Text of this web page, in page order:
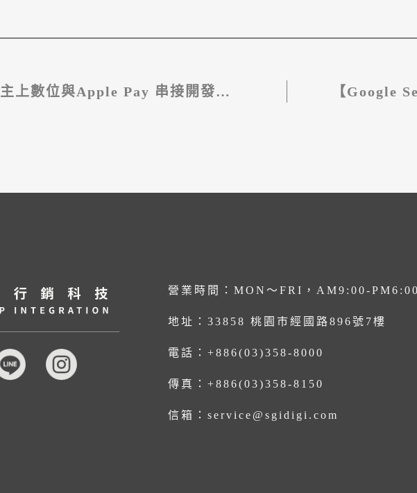
主上數位與Apple Pay 串接開發
【Google
營業時間：MON～FRI，AM9:00-PM6:00
地址： 33858 桃園市經國路896號7樓
電話： +886(03)358-8000
傳真：+886(03)358-8150
信箱： service@sgidigi.com